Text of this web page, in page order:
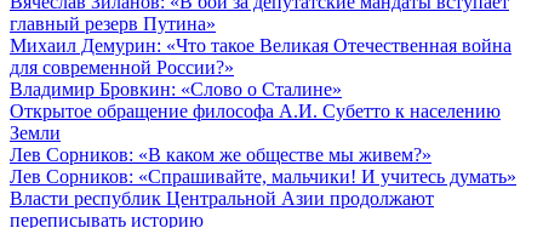
главный резерв Путина»
Зиланов:
«В
бой
за
мандаты
вступает
главный
Михаил Демурин: «Что такое Великая Отечественная война
для современной России?»
Демурин:
«Что
Великая
Отечественная
война
Владимир Бровкин: «Слово о Сталине»
Бровкин:
о
Сталине»
Открытое обращение философа А.И. Субетто к населению
Земли
обращение
философа
А.И.
Субетто
Лев Сорников: «В каком же обществе мы живем?»
Сорников:
«В
Лев Сорников: «Спрашивайте, мальчики! И учитесь думать»
Власти республик Центральной Азии продолжают
переписывать историюВласти